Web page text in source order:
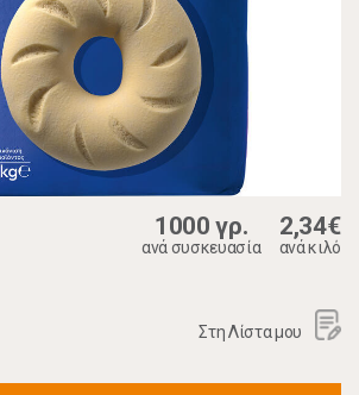
1000 γρ.
ανά συσκευασία
2,34€
ανά κιλό
Στη Λίστα μου